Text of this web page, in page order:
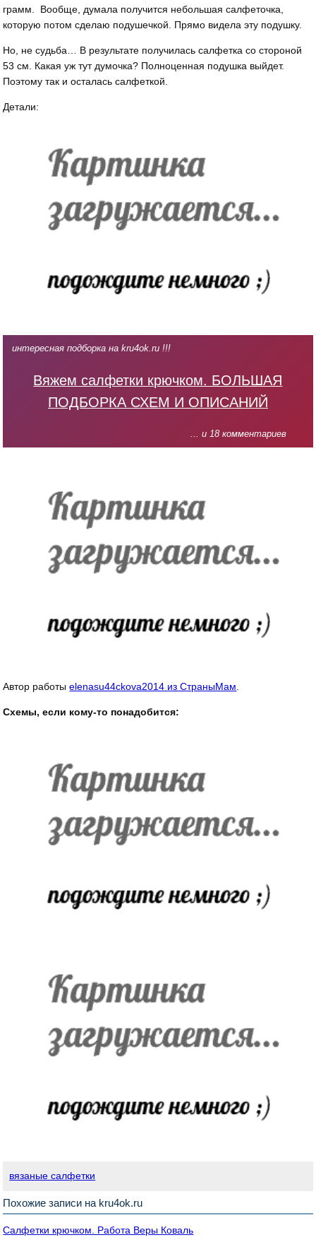
грамм. Вообще, думала получится небольшая салфеточка,
которую потом сделаю подушечкой. Прямо видела эту подушку.
Но, не судьба… В результате получилась салфетка со стороной
53 см. Какая уж тут думочка? Полноценная подушка выйдет.
Поэтому так и осталась салфеткой.
Детали:
интересная подборка на kru4ok.ru !!!
Вяжем салфетки крючком. БОЛЬШАЯ
ПОДБОРКА СХЕМ И ОПИСАНИЙ
... и 18 комментариев
Автор работыelenasu44ckova2014 из СтраныМам
Схемы, если кому-то понадобится:
вязаные салфетки
Похожие записи на kru4ok.ru
Салфетки крючком. Работа Веры Коваль